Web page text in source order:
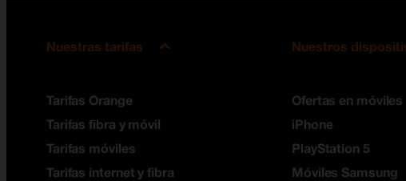
Nuestras tarifas
Tarifas Orange
Tarifas fibra y móvil
Tarifas móviles
Tarifas internet y fibra
Nuestros
Ofertas en móviles
iPhone
PlayStation 5
Móviles Samsung